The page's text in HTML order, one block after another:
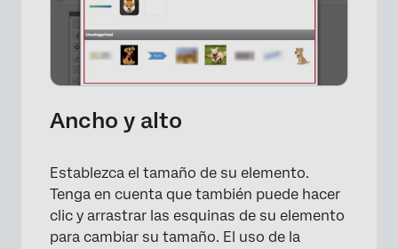
Ancho y alto
Establezca el tamaño de su elemento.
Tenga en cuenta que también puede hacer
clic y arrastrar las esquinas de su elemento
para cambiar su tamaño. El uso de la